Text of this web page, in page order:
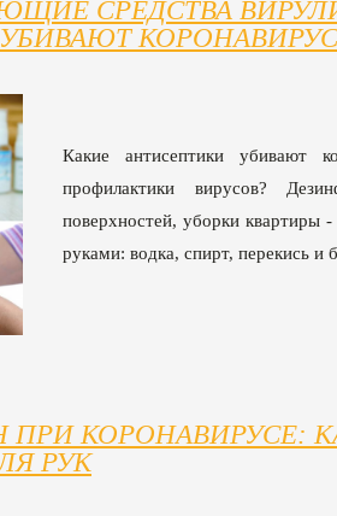
СРЕДСТВА
Какие антисептики убивают
профилактики вирусов?
поверхностей, уборки квартиры
руками: водка, спирт, перекись и
ПРИ КОРОНАВИРУСЕ:
РУК